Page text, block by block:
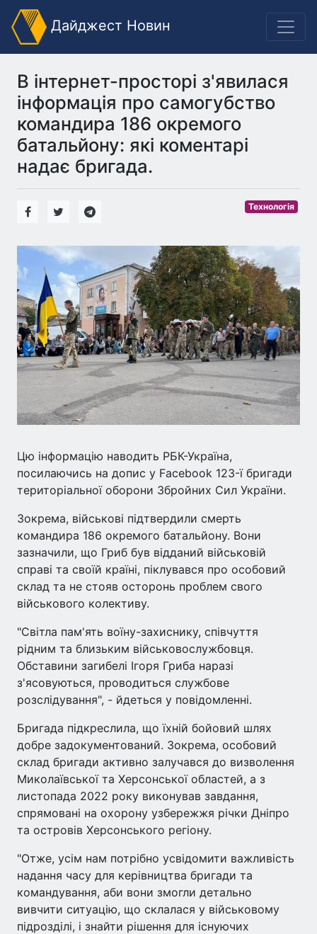
Дайджест Новин
В інтернет-просторі з'явилася
інформація про самогубство
командира 186 окремого
батальйону: які коментарі
надає бригада.
Технологія
Цю інформацію наводить РБК-Україна,
посилаючись на допис у Facebook 123-ї бригади
територіальної оборони Збройних Сил України.
Зокрема, військові підтвердили смерть
командира 186 окремого батальйону. Вони
зазначили, що Гриб був відданий військовій
справі та своїй країні, піклувався про особовий
склад та не стояв осторонь проблем свого
військового колективу.
"Світла пам'ять воїну-захиснику, співчуття
рідним та близьким військовослужбовця.
Обставини загибелі Ігоря Гриба наразі
з'ясовуються, проводиться службове
розслідування", - йдеться у повідомленні.
Бригада підкреслила, що їхній бойовий шлях
добре задокументований. Зокрема, особовий
склад бригади активно залучався до визволення
Миколаївської та Херсонської областей, а з
листопада 2022 року виконував завдання,
спрямовані на охорону узбережжя річки Дніпро
та островів Херсонського регіону.
"Отже, усім нам потрібно усвідомити важливість
надання часу для керівництва бригади та
командування, аби вони змогли детально
вивчити ситуацію, що склалася у військовому
підрозділі, і знайти рішення для існуючих